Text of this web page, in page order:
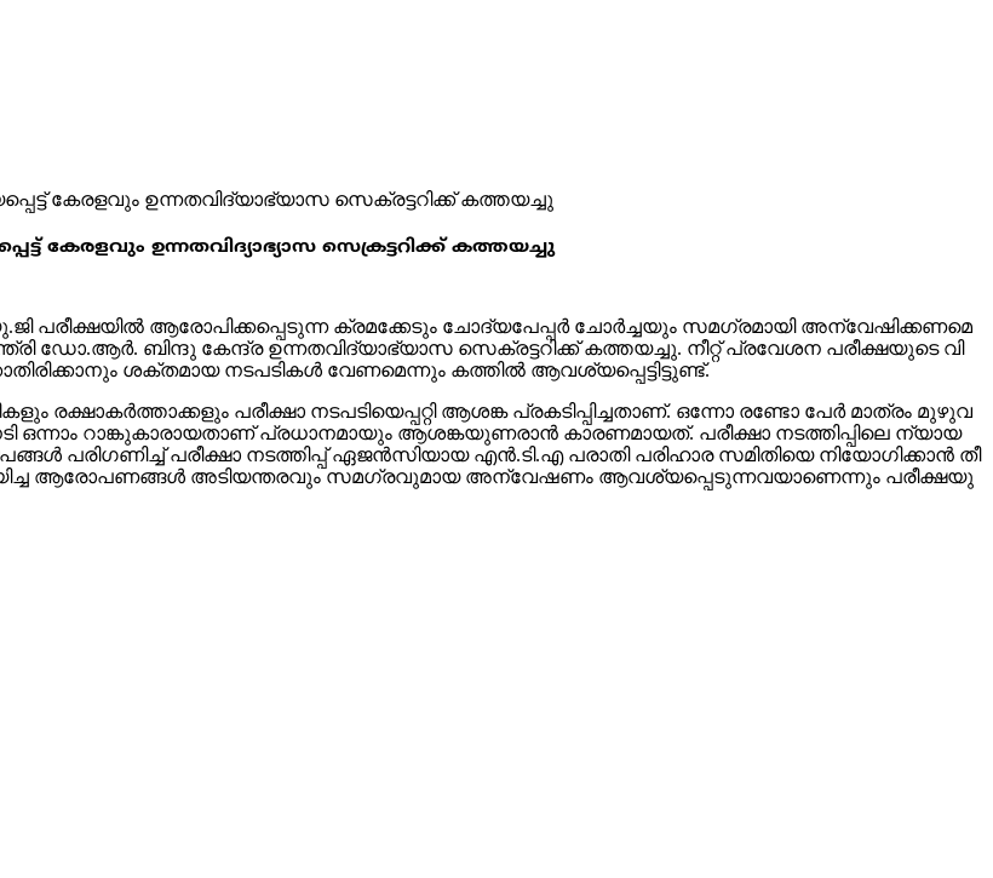
കേരളവും ഉന്നതവിദ്യാഭ്യാസ സെക്രട്ടറിക്ക്​ കത്തയച്ചു
പ​രീ​ക്ഷ​യി​ൽ ആ​രോ​പി​ക്ക​പ്പെ​ടു​ന്ന ക്ര​മ​ക്കേ​ടും ചോ​ദ്യ​പേ​പ്പ​ർ ചോ​ർ​ച്ച​യും സ​മ​ഗ്ര​മാ​യി അ​ന്വേ​ഷി​ക്ക​ണ​മെ​
ഡോ.​ആ​ർ. ബി​ന്ദു കേ​ന്ദ്ര ഉ​ന്ന​ത​വി​ദ്യാ​ഭ്യാ​സ സെ​ക്ര​ട്ട​റി​ക്ക് ക​ത്ത​യ​ച്ചു. നീ​റ്റ് പ്ര​വേ​ശ​ന പ​രീ​ക്ഷ​യു​ടെ വി​
ശ​ക്ത​മാ​യ ന​ട​പ​ടി​ക​ൾ വേ​ണ​മെ​ന്നും ക​ത്തി​ൽ ആ​വ​ശ്യ​പ്പെ​ട്ടി​ട്ടു​ണ്ട്.
ര​ക്ഷാ​ക​ർ​ത്താ​ക്ക​ളും പ​രീ​ക്ഷാ ന​ട​പ​ടി​യെ​പ്പ​റ്റി ആ​ശ​ങ്ക പ്ര​ക​ടി​പ്പി​ച്ച​താ​ണ്. ഒ​ന്നോ ര​ണ്ടോ പേ​ർ മാ​ത്രം മു​ഴു​വ​
ഒ​ന്നാം റാ​ങ്കു​കാ​രാ​യ​താ​ണ് പ്ര​ധാ​ന​മാ​യും ആ​ശ​ങ്ക​യു​ണ​രാ​ൻ കാ​ര​ണ​മാ​യ​ത്. പ​രീ​ക്ഷാ ന​ട​ത്തി​പ്പി​ലെ ന്യാ​യ​
പ​രീ​ക്ഷാ ന​ട​ത്തി​പ്പ് ഏ​ജ​ൻ​സി​യാ​യ എ​ൻ.​ടി.​എ പ​രാ​തി പ​രി​ഹാ​ര സ​മി​തി​യെ നി​യോ​ഗി​ക്കാ​ൻ തീ​
ഉ​ന്ന​യി​ച്ച ആ​രോ​പ​ണ​ങ്ങ​ൾ അ​ടി​യ​ന്ത​ര​വും സ​മ​ഗ്ര​വു​മാ​യ അ​ന്വേ​ഷ​ണം ആ​വ​ശ്യ​പ്പെ​ടു​ന്ന​വ​യാ​ണെ​ന്നും പ​രീ​ക്ഷ​യു​